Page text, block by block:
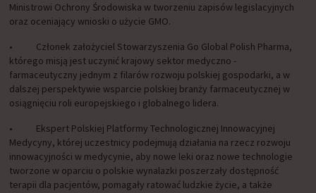
Ministrowi Ochrony Środowiska w tworzeniu zapisów legislacyjnych
oraz oceniający wnioski o użycie GMO.
• Członek założyciel Stowarzyszenia Go Global Polish Pharma,
którego misją jest uczynić krajowy sektor medyczno -
farmaceutyczny jednym z filarów rozwoju polskiej gospodarki, a w
dalszej perspektywie wsparcie polskiej branży farmaceutycznej w
osiągnięciu roli europejskiego i globalnego lidera.
• Ekspert Polskiej Platformy Technologicznej Innowacyjnej
Medycyny, której uczestnicy podejmują działania na rzecz rozwoju
innowacyjności w medycynie, aby nowe leki oraz nowe technologie
tworzone w oparciu o polskie wynalazki poszerzały dostępność
terapii dla pacjentów, pomagały ratować ludzkie życie, a także